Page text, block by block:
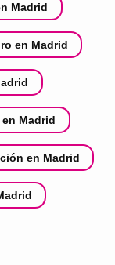
Madrid
en Madrid
Madrid
en Madrid